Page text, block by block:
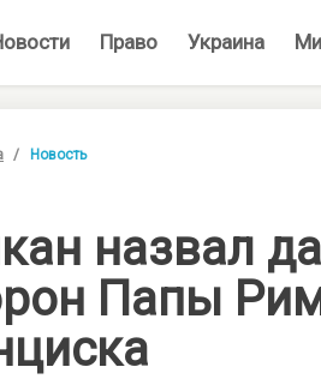
Право Украина
Новость
назвал
Папы